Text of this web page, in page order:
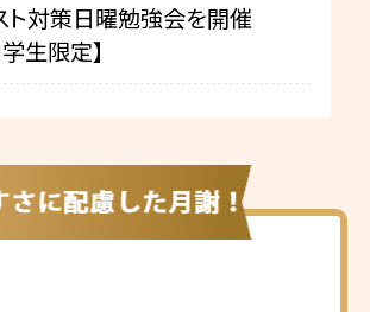
ト対策日曜勉強会を開催
生限定】